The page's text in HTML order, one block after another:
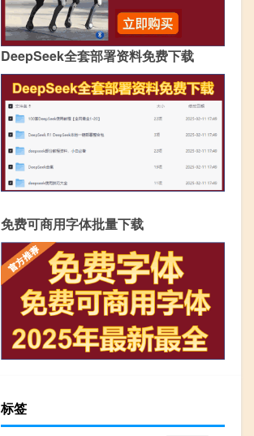
DeepSeek全套部署资料免费下载
免费可商用字体批量下载
标签